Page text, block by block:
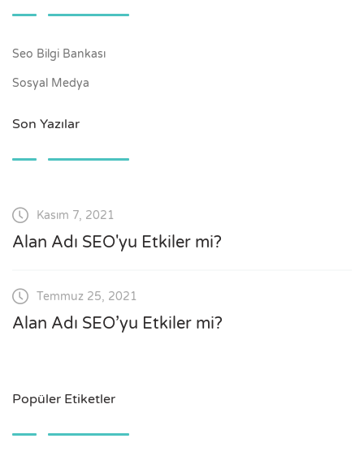
Seo Bilgi Bankası
Sosyal Medya
Son Yazılar
Kasım 7, 2021
Alan Adı SEO'yu Etkiler mi?
Temmuz 25, 2021
Alan Adı SEO’yu Etkiler mi?
Popüler Etiketler